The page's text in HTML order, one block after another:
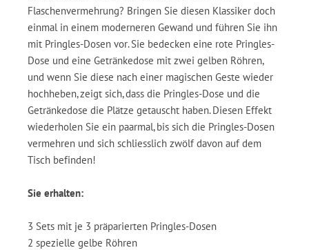
Flaschenvermehrung? Bringen Sie diesen Klassiker doch
einmal in einem moderneren Gewand und führen Sie ihn
mit Pringles-Dosen vor. Sie bedecken eine rote Pringles-
Dose und eine Getränkedose mit zwei gelben Röhren,
und wenn Sie diese nach einer magischen Geste wieder
hochheben, zeigt sich, dass die Pringles-Dose und die
Getränkedose die Plätze getauscht haben. Diesen Effekt
wiederholen Sie ein paarmal, bis sich die Pringles-Dosen
vermehren und sich schliesslich zwölf davon auf dem
Tisch befinden!
Sie erhalten:
3 Sets mit je 3 präparierten Pringles-Dosen
2 spezielle gelbe Röhren